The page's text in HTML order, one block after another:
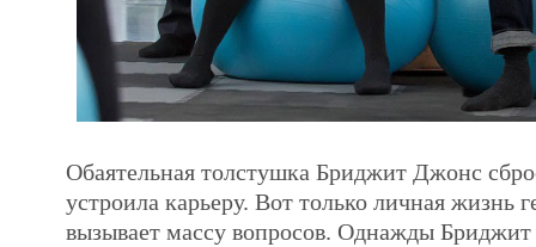
Обаятельная толстушка Бриджит Джонс
устроила карьеру. Вот только личная жизнь
вызывает массу вопросов. Однажды Бриджит